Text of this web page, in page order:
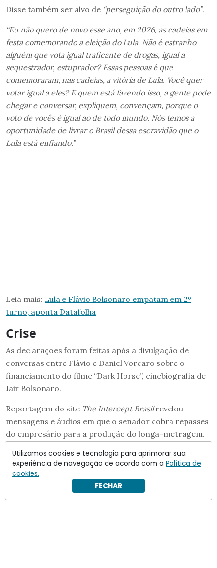
Disse também ser alvo de “perseguição do outro lado”.
“Eu não quero de novo esse ano, em 2026, as cadeias em
festa comemorando a eleição do Lula. Não é estranho
alguém que vota igual traficante de drogas, igual a
sequestrador, estuprador? Essas pessoas é que
comemoraram, nas cadeias, a vitória de Lula. Você quer
votar igual a eles? E quem está fazendo isso, a gente pode
chegar e conversar, expliquem, convençam, porque o
voto de vocês é igual ao de todo mundo. Nós temos a
oportunidade de livrar o Brasil dessa escravidão que o
Lula está enfiando.”
Leia mais: Lula e Flávio Bolsonaro empatam em 2º
turno, aponta Datafolha
Crise
As declarações foram feitas após a divulgação de
conversas entre Flávio e Daniel Vorcaro sobre o
financiamento do filme “Dark Horse”, cinebiografia de
Jair Bolsonaro.
Reportagem do site The Intercept Brasilrevelou
mensagens e áudios em que o senador cobra repasses
do empresário para a produção do longa-metragem.
Utilizamos cookies e tecnologia para aprimorar sua
experiência de navegação de acordo com a Política de
cookies.
FECHAR